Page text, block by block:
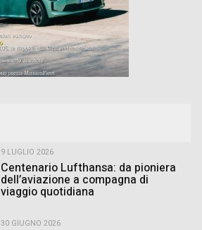
9 LUGLIO 2026
Centenario Lufthansa: da pioniera
dell’aviazione a compagna di
viaggio quotidiana
30 GIUGNO 2026